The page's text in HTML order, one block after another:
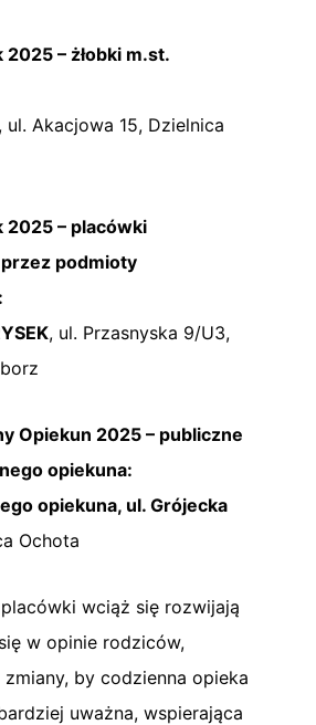
2025 – żłobki m.st.
, ul. Akacjowa 15, Dzielnica
2025 – placówki
podmioty
, ul. Przasnyska 9/U3,
Opiekun 2025 – publiczne
opiekuna:
opiekuna, ul. Grójecka
Ochota
wciąż się rozwijają
w opinie rodziców,
by codzienna opieka
uważna, wspierająca